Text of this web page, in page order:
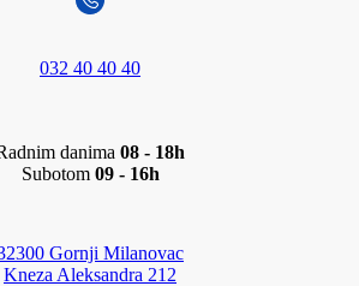
032 40 40 40
danima 08 - 18h
Subotom 09 - 16h
Gornji Milanovac
Kneza Aleksandra 212